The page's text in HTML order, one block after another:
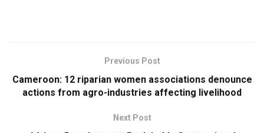
Previous Post
Cameroon: 12 riparian women associations denounce
actions from agro-industries affecting livelihood
Next Post